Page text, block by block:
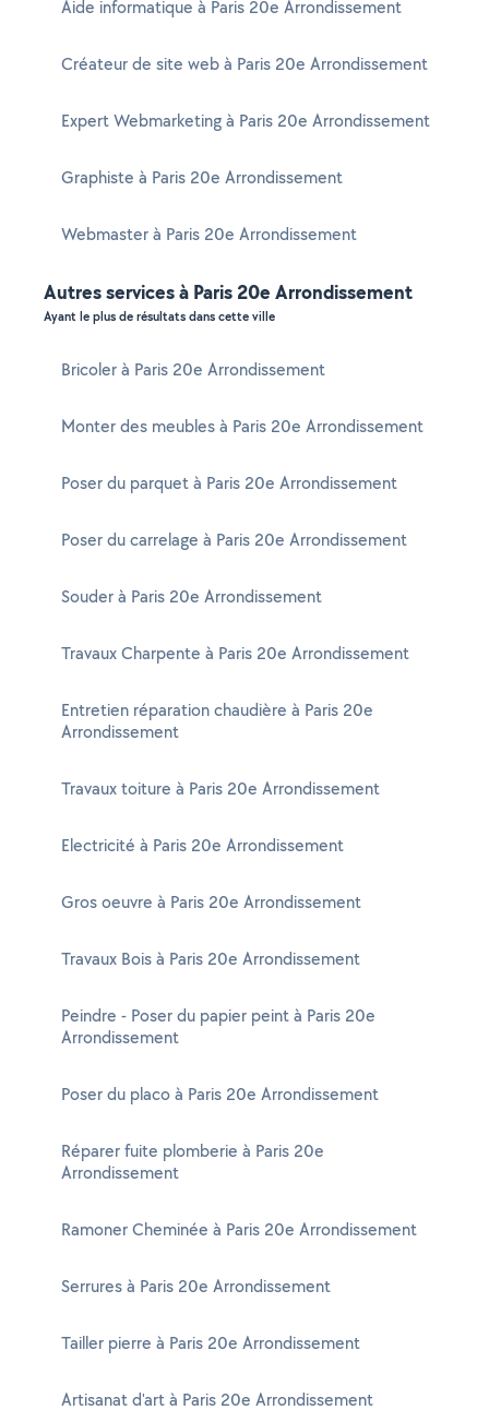
Aide informatique à Paris 20e Arrondissement
Créateur de site web à Paris 20e Arrondissement
Expert Webmarketing à Paris 20e Arrondissement
Graphiste à Paris 20e Arrondissement
Webmaster à Paris 20e Arrondissement
Autres services à Paris 20e Arrondissement
Ayant le plus de résultats dans cette ville
Bricoler à Paris 20e Arrondissement
Monter des meubles à Paris 20e Arrondissement
Poser du parquet à Paris 20e Arrondissement
Poser du carrelage à Paris 20e Arrondissement
Souder à Paris 20e Arrondissement
Travaux Charpente à Paris 20e Arrondissement
Entretien réparation chaudière à Paris 20e
Arrondissement
Travaux toiture à Paris 20e Arrondissement
Electricité à Paris 20e Arrondissement
Gros oeuvre à Paris 20e Arrondissement
Travaux Bois à Paris 20e Arrondissement
Peindre - Poser du papier peint à Paris 20e
Arrondissement
Poser du placo à Paris 20e Arrondissement
Réparer fuite plomberie à Paris 20e
Arrondissement
Ramoner Cheminée à Paris 20e Arrondissement
Serrures à Paris 20e Arrondissement
Tailler pierre à Paris 20e Arrondissement
Artisanat d'art à Paris 20e Arrondissement